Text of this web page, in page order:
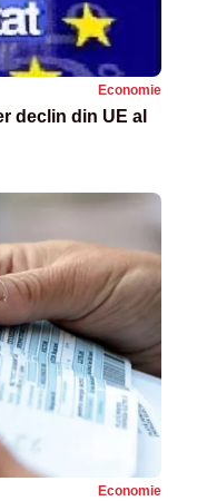
Economie
declin din UE al
Economie